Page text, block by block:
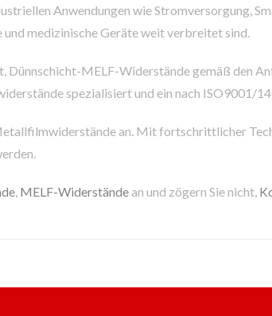
Anwendungen wie Stromversorgung,
medizinische Geräte weit verbreitet sind.
Dünnschicht-MELF-Widerstände gemäß den
spezialisiert und ein nach ISO9001/
an. Mit fortschrittlicher
, MELF-Widerstände an und zögern Sie nicht,